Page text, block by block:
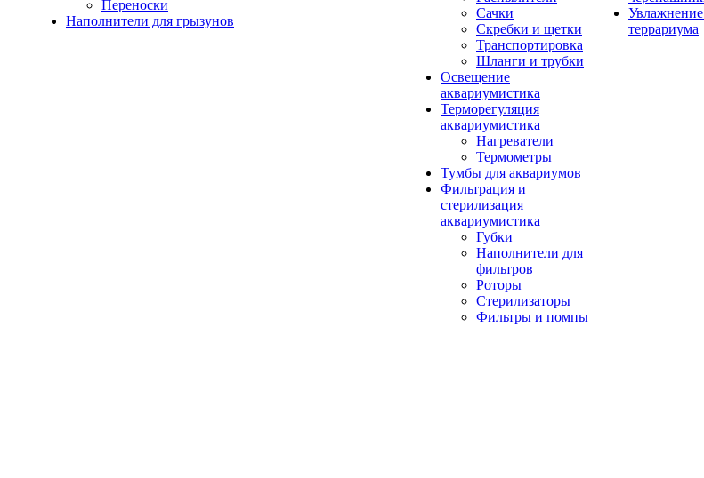
Переноски
Наполнители для грызунов
Сачки
Скребки и щетки
Транспортировка
Шланги и трубки
Освещение
аквариумистика
Терморегуляция
аквариумистика
Нагреватели
Термометры
Тумбы для аквариумов
Фильтрация и
стерилизация
аквариумистика
Губки
Наполнители для
фильтров
Роторы
Стерилизаторы
Фильтры и помпы
террариума